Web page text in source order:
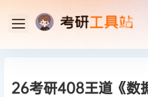
26考研408王道《数